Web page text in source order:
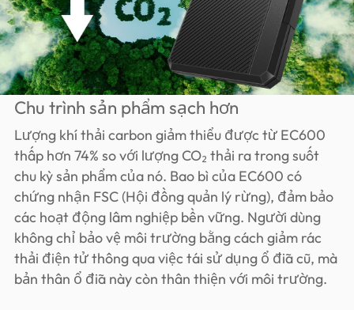
Chu trình sản phẩm sạch hơn
Lượng khí thải carbon giảm thiểu được từ EC600
thấp hơn 74% so với lượng CO₂ thải ra trong suốt
chu kỳ sản phẩm của nó. Bao bì của EC600 có
chứng nhận FSC (Hội đồng quản lý rừng), đảm bảo
các hoạt động lâm nghiệp bền vững. Người dùng
không chỉ bảo vệ môi trường bằng cách giảm rác
thải điện tử thông qua việc tái sử dụng ổ đĩa cũ, mà
bản thân ổ đĩa này còn thân thiện với môi trường.